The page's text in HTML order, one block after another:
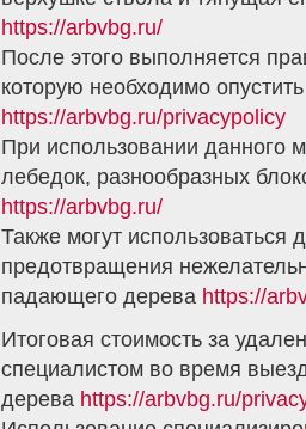
https://arbvbg.ru/
После этого выполняется
которую необходимо
https://arbvbg.ru/privacypolicy
При использовании данного
лебедок, разнообразных
https://arbvbg.ru/
Также могут использоваться
предотвращения
падающего дерева https://
Итоговая стоимость за
специалистом во время
дерева https://arbvbg.ru/